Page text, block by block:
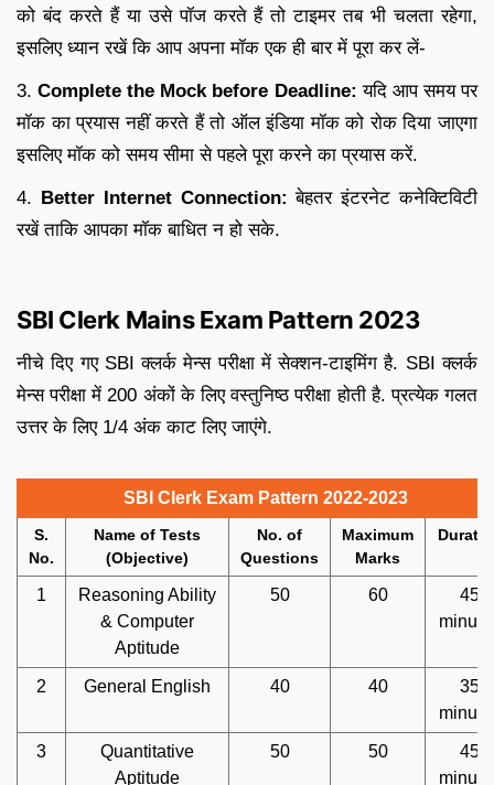
को बंद करते हैं या उसे पॉज करते हैं तो टाइमर तब भी चलता रहेगा,
इसलिए ध्यान रखें कि आप अपना मॉक एक ही बार में पूरा कर लें-
3.Complete the Mock before Deadline: यदि आप समय पर
मॉक का प्रयास नहीं करते हैं तो ऑल इंडिया मॉक को रोक दिया जाएगा
इसलिए मॉक को समय सीमा से पहले पूरा करने का प्रयास करें.
4. Better Internet Connection: बेहतर इंटरनेट कनेक्टिविटी
रखें ताकि आपका मॉक बाधित न हो सके.
SBI Clerk Mains Exam Pattern 2023
नीचे दिए गए SBI क्लर्क मेन्स परीक्षा में सेक्शन-टाइमिंग है. SBI क्लर्क
मेन्स परीक्षा में 200 अंकों के लिए वस्तुनिष्ठ परीक्षा होती है. प्रत्येक गलत
उत्तर के लिए 1/4 अंक काट लिए जाएंगे.
SBI Clerk Exam Pattern 2022-2023
S.
No.
Name of Tests
(Objective)
No. of
Questions
Maximum
Marks
1
Reasoning Ability
& Computer
Aptitude
50 60
45
2 General English 40 40
35
3
Quantitative
Aptitude
50 50
45